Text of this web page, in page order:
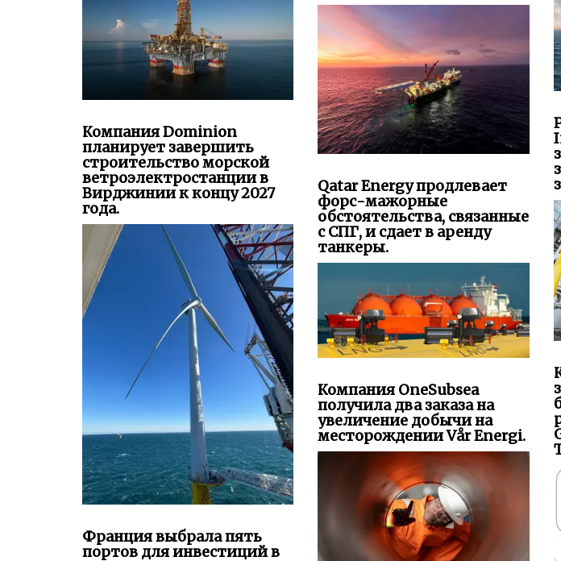
Компания Dominion
планирует завершить
строительство морской
ветроэлектростанции в
Вирджинии к концу 2027
года.
Франция выбрала пять
портов для инвестиций в
Qatar Energy продлевает
форс-мажорные
обстоятельства, связанные
с СПГ, и сдает в аренду
танкеры.
Компания OneSubsea
получила два заказа на
увеличение добычи на
месторождении Vår Energi.